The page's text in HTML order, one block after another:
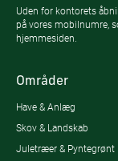
Uden for kontorets
på vores mobilnumre,
hjemmesiden.
Områder
Have & Anlæg
Skov & Landskab
Juletræer & Pyntegrønt